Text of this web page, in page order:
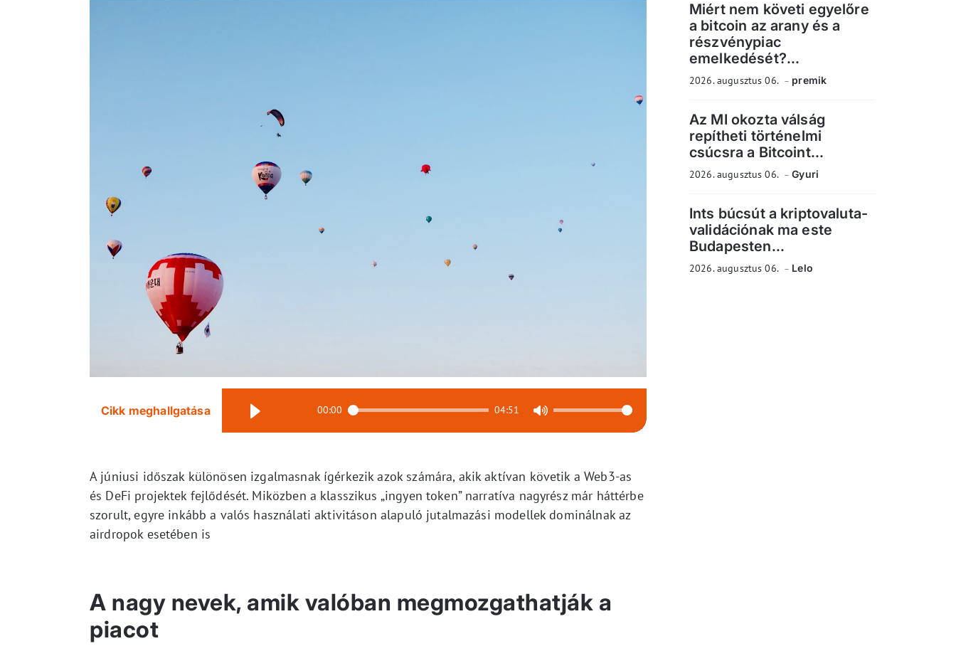
Cikk meghallgatása 00:00 04:51
A júniusi időszak különösen izgalmasnak ígérkezik azok számára, akik aktívan követik a Web3-as
és DeFi projektek fejlődését. Miközben a klasszikus „ingyen token” narratíva nagyrész már háttérbe
szorult, egyre inkább a valós használati aktivitáson alapuló jutalmazási modellek dominálnak az
airdropok esetében is
A nagy nevek, amik valóban megmozgathatják a
piacot
Miért nem követi egyelőre
a bitcoin az arany és a
részvénypiac
emelkedését?...
2026. augusztus 06. premik
Az MI okozta válság
repítheti történelmi
csúcsra a Bitcoint...
2026. augusztus 06. Gyuri
Ints búcsút a kriptovaluta-
validációnak ma este
Budapesten...
2026. augusztus 06. Lelo